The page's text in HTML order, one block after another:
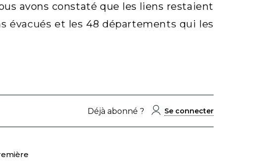
avons constaté que les liens restaient
évacués et les 48 départements qui les
Déjà abonné ? Se connecter